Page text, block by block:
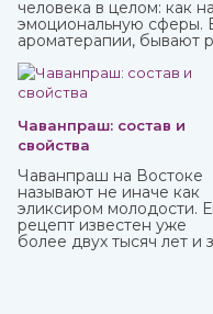
человека в целом: как
эмоциональную сферы.
ароматерапии, бывают
благовония палочки за
высокое качество при
Чаванпраш: состав и
свойства
Чаванпраш на Востоке
называют не иначе как
эликсиром молодости.
рецепт известен уже
более двух тысяч лет и